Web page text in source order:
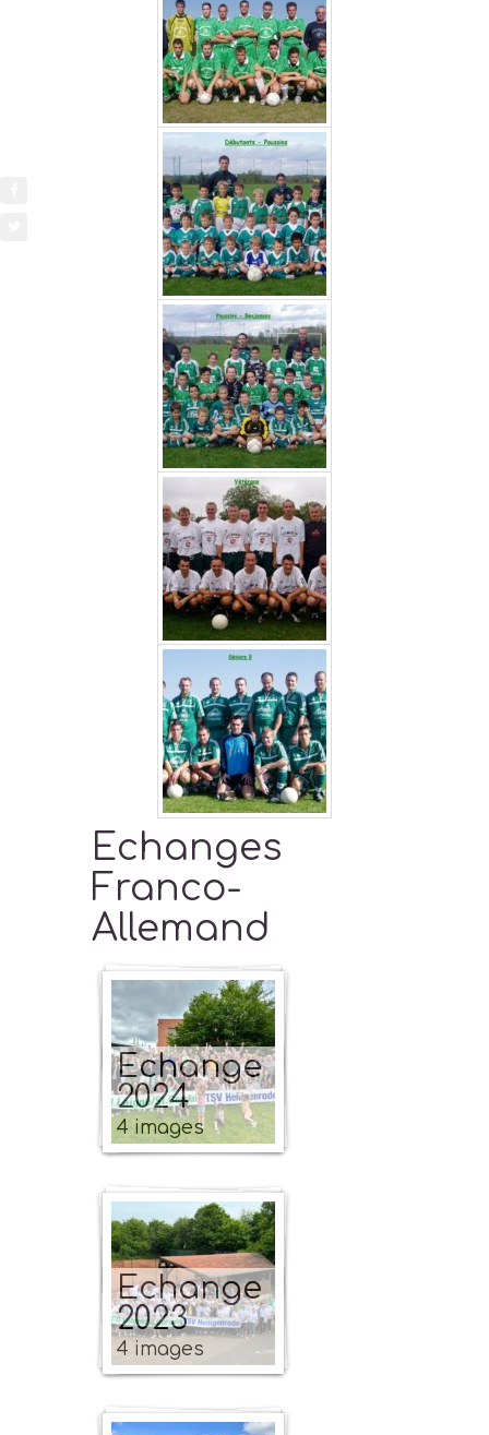
Echanges
Franco-
Allemand
Echange
2024
4 images
Echange
2023
4 images